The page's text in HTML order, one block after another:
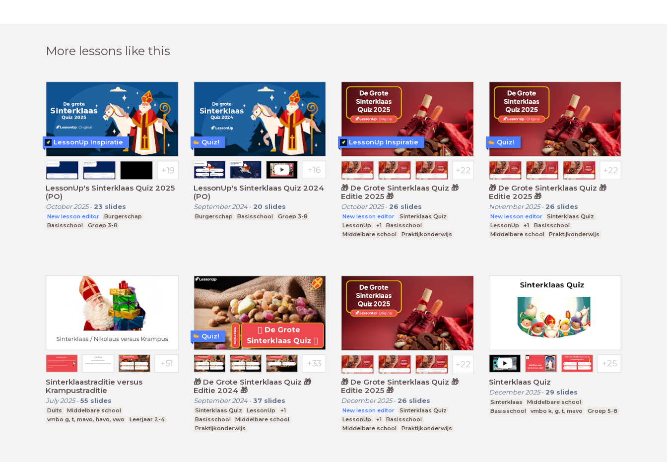
More lessons like this
LessonUp's Sinterklaas Quiz 2025
(PO)
October 2025- 23 slides
New lesson editor
Burgerschap
Basisschool
Groep 3-8
LessonUp Inspiratie
LessonUp's Sinterklaas Quiz 2024
(PO)
September 2024- 20 slides
Burgerschap Basisschool Groep 3-8
Quiz!
🎁 De Grote Sinterklaas Quiz 🎁
Editie 2025 🎁
October 2025- 26 slides
New lesson editor
Sinterklaas Quiz
LessonUp
+1
Basisschool
Middelbare school
Praktijkonderwijs
LessonUp Inspiratie
🎁 De Grote Sinterklaas Quiz 🎁
Editie 2025 🎁
November 2025- 26 slides
New lesson editor
Sinterklaas Quiz
LessonUp
+1
Basisschool
Middelbare school
Praktijkonderwijs
Quiz!
Sinterklaastraditie versus
Krampustraditie
July 2025- 55 slides
Duits
Middelbare school
vmbo g, t, mavo, havo, vwo
Leerjaar 2-4
🎁 De Grote Sinterklaas Quiz 🎁
Editie 2024 🎁
September 2024- 37 slides
Sinterklaas Quiz LessonUp
+1
Basisschool
Middelbare school
Praktijkonderwijs
Quiz!
🎁 De Grote Sinterklaas Quiz 🎁
Editie 2025 🎁
December 2025- 26 slides
New lesson editor
Sinterklaas Quiz
LessonUp
+1
Basisschool
Middelbare school
Praktijkonderwijs
Sinterklaas Quiz
December 2025- 29 slides
Sinterklaas
Middelbare school
Basisschool
vmbo k, g, t, mavo Groep 5-8